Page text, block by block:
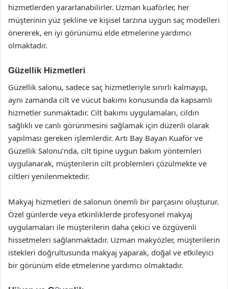
hizmetlerden yararlanabilirler. Uzman kuaförler, her
müşterinin yüz şekline ve kişisel tarzına uygun saç modelleri
önererek, en iyi görünümü elde etmelerine yardımcı
olmaktadır.
Güzellik Hizmetleri
Güzellik salonu, sadece saç hizmetleriyle sınırlı kalmayıp,
aynı zamanda cilt ve vücut bakımı konusunda da kapsamlı
hizmetler sunmaktadır. Cilt bakımı uygulamaları, cildin
sağlıklı ve canlı görünmesini sağlamak için düzenli olarak
yapılması gereken işlemlerdir. Artı Bay Bayan Kuaför ve
Güzellik Salonu’nda, cilt tipine uygun bakım yöntemleri
uygulanarak, müşterilerin cilt problemleri çözülmekte ve
ciltleri yenilenmektedir.
Makyaj hizmetleri de salonun önemli bir parçasını oluşturur.
Özel günlerde veya etkinliklerde profesyonel makyaj
uygulamaları ile müşterilerin daha çekici ve özgüvenli
hissetmeleri sağlanmaktadır. Uzman makyözler, müşterilerin
istekleri doğrultusunda makyaj yaparak, doğal ve etkileyici
bir görünüm elde etmelerine yardımcı olmaktadır.